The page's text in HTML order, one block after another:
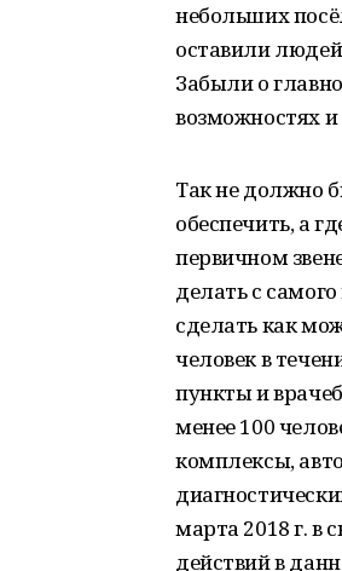
небольших
оставили
Забыли о
возможностях
Так не должно
обеспечить, а
первичном
делать с
сделать как
человек в
пункты и
менее 100
комплексы,
марта 2018 г. в
действий в